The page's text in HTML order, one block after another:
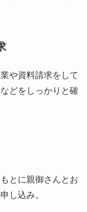
や資料請求をして
どをしっかりと確
とに親御さんとお
し込み。